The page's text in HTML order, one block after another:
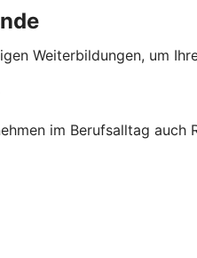
Weiterbildungen, um
im Berufsalltag